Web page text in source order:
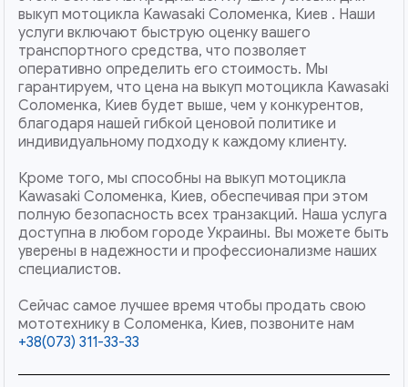
выкуп мотоцикла Kawasaki Соломенка, Киев . Наши
услуги включают быструю оценку вашего
транспортного средства, что позволяет
оперативно определить его стоимость. Мы
гарантируем, что цена на выкуп мотоцикла Kawasaki
Соломенка, Киев будет выше, чем у конкурентов,
благодаря нашей гибкой ценовой политике и
индивидуальному подходу к каждому клиенту.
Кроме того, мы способны на выкуп мотоцикла
Kawasaki Соломенка, Киев, обеспечивая при этом
полную безопасность всех транзакций. Наша услуга
доступна в любом городе Украины. Вы можете быть
уверены в надежности и профессионализме наших
специалистов.
Сейчас самое лучшее время чтобы продать свою
мототехнику в Соломенка, Киев, позвоните нам
+38(073) 311-33-33